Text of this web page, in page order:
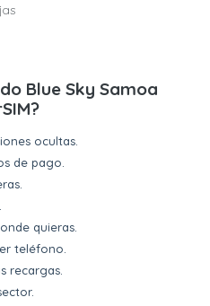
Blue Sky Samoa
ocultas.
de pago.
quieras.
teléfono.
recargas.